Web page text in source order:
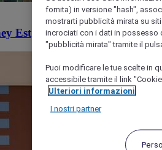
Est
fornita) in versione "hash",
mostrarti pubblicità mirata su
incrociati con i dati in possesso
"pubblicità mirata" tramite il
Puoi modificare le tue scelte in
accessibile tramite il link
Ulteriori informazioni
I nostri partner